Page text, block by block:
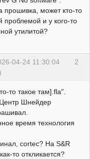
прошивка, может кто-то
проблемой и у кого-то
утилитой?
2
04-24 11:30:04
то такое там].fla".
Шнейдер
время технология
cortec? На S&R
то откликается?